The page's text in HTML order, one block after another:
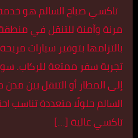
تاكسي صباح السالم هو
مرنة وآمنة للتنقل في
بالتزامها بتوفير سيارات
تجربة سفر ممتعة للركاب.
إلى المطار أو التنقل بين
السالم حلولًا متعددة تناسب
تاكسي عالية […]